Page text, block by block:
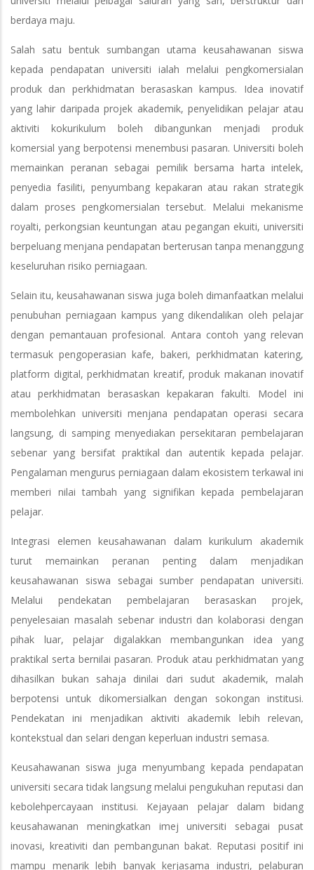
berdaya maju.
Salah satu bentuk sumbangan utama keusahawanan siswa
kepada pendapatan universiti ialah melalui pengkomersialan
produk dan perkhidmatan berasaskan kampus. Idea inovatif
yang lahir daripada projek akademik, penyelidikan pelajar atau
aktiviti kokurikulum boleh dibangunkan menjadi produk
komersial yang berpotensi menembusi pasaran. Universiti boleh
memainkan peranan sebagai pemilik bersama harta intelek,
penyedia fasiliti, penyumbang kepakaran atau rakan strategik
dalam proses pengkomersialan tersebut. Melalui mekanisme
royalti, perkongsian keuntungan atau pegangan ekuiti, universiti
berpeluang menjana pendapatan berterusan tanpa menanggung
keseluruhan risiko perniagaan.
Selain itu, keusahawanan siswa juga boleh dimanfaatkan melalui
penubuhan perniagaan kampus yang dikendalikan oleh pelajar
dengan pemantauan profesional. Antara contoh yang relevan
termasuk pengoperasian kafe, bakeri, perkhidmatan katering,
platform digital, perkhidmatan kreatif, produk makanan inovatif
atau perkhidmatan berasaskan kepakaran fakulti. Model ini
membolehkan universiti menjana pendapatan operasi secara
langsung, di samping menyediakan persekitaran pembelajaran
sebenar yang bersifat praktikal dan autentik kepada pelajar.
Pengalaman mengurus perniagaan dalam ekosistem terkawal ini
memberi nilai tambah yang signifikan kepada pembelajaran
pelajar.
Integrasi elemen keusahawanan dalam kurikulum akademik
turut memainkan peranan penting dalam menjadikan
keusahawanan siswa sebagai sumber pendapatan universiti.
Melalui pendekatan pembelajaran berasaskan projek,
penyelesaian masalah sebenar industri dan kolaborasi dengan
pihak luar, pelajar digalakkan membangunkan idea yang
praktikal serta bernilai pasaran. Produk atau perkhidmatan yang
dihasilkan bukan sahaja dinilai dari sudut akademik, malah
berpotensi untuk dikomersialkan dengan sokongan institusi.
Pendekatan ini menjadikan aktiviti akademik lebih relevan,
kontekstual dan selari dengan keperluan industri semasa.
Keusahawanan siswa juga menyumbang kepada pendapatan
universiti secara tidak langsung melalui pengukuhan reputasi dan
kebolehpercayaan institusi. Kejayaan pelajar dalam bidang
keusahawanan meningkatkan imej universiti sebagai pusat
inovasi, kreativiti dan pembangunan bakat. Reputasi positif ini
mampu menarik lebih banyak kerjasama industri, pelaburan